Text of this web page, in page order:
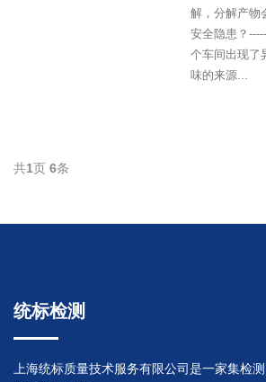
解，分解产物
安全隐患？
个车间出现了
味的来源...
共1页 6条
统标检测
上海统标质量技术服务有限公司是一家集检